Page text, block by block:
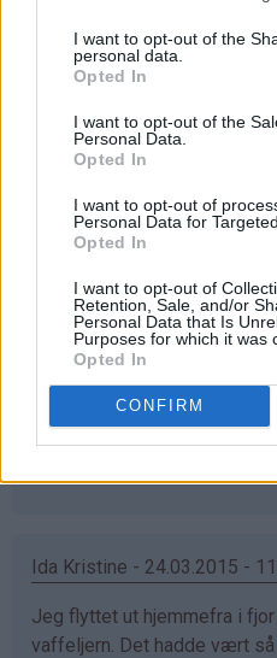
I want to opt-out of the
personal data.
Opted In
I want to opt-out of the
Personal Data.
Opted In
I want to opt-out of
Personal Data for
Opted In
I want to opt-out of
Retention, Sale, and/or
Personal Data that Is
Purposes for which it was
Opted In
CONFIRM
etter bare en vaffel :(
stine-sofie - 24.03.2015 -
Åh, eg har hatt lyst på vaflar
hatt vaffeljernet! Dette
påska
Monika Dale Berland -
Har verdens snilleste
dette jernet. Skal gi det til
Ida Kristine - 24.03.2015 -
Jeg flyttet ut hjemmefra i
vaffeljern. Det hadde vært så